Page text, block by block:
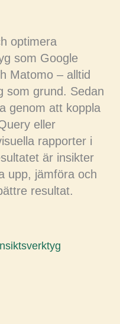
optimera
som Google
Matomo – alltid
som grund. Sedan
genom att koppla
eller
rapporter i
är insikter
upp, jämföra och
resultat.